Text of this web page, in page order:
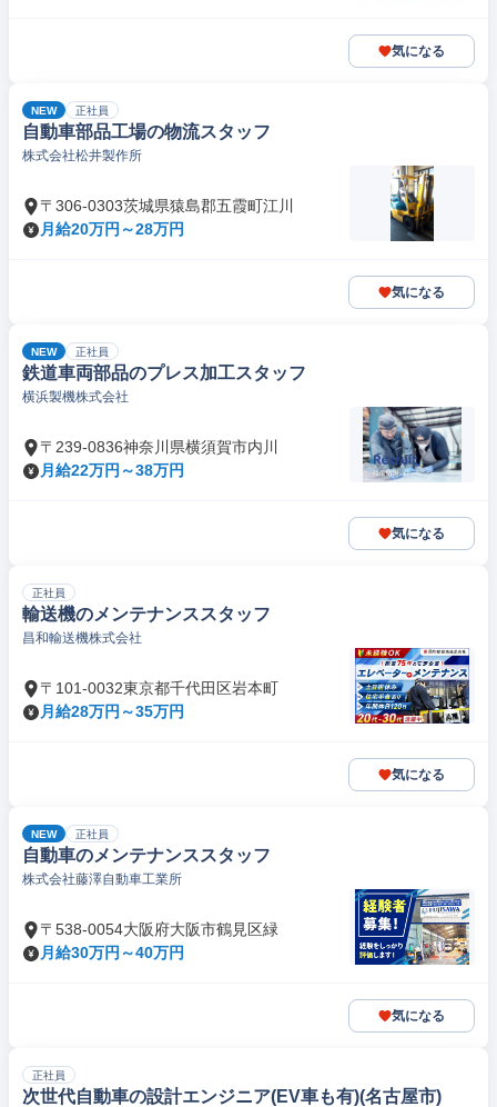
気になる
NEW 正社員
自動車部品工場の物流スタッフ
株式会社松井製作所
〒306-0303茨城県猿島郡五霞町江川
月給20万円～28万円
気になる
NEW 正社員
鉄道車両部品のプレス加工スタッフ
横浜製機株式会社
〒239-0836神奈川県横須賀市内川
月給22万円～38万円
気になる
正社員
輸送機のメンテナンススタッフ
昌和輸送機株式会社
〒101-0032東京都千代田区岩本町
月給28万円～35万円
気になる
NEW 正社員
自動車のメンテナンススタッフ
株式会社藤澤自動車工業所
〒538-0054大阪府大阪市鶴見区緑
月給30万円～40万円
気になる
正社員
次世代自動車の設計エンジニア(EV車も有)(名古屋市)